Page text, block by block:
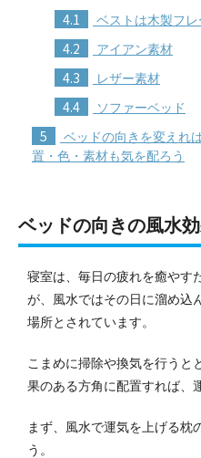
4.1 ベストは木製フレ
4.2 アイアン素材
4.3 レザー素材
4.4 ソファーベッド
5
ベッドの向きを変えれ
置・色・素材も気を配ろう
ベッドの向きの風水
寝室は、毎日の疲れを癒やす
が、風水ではその日に溜め込
場所とされています。
こまめに掃除や換気を行うと
果のある方角に配置すれば、
まず、風水で運気を上げる枕
う。